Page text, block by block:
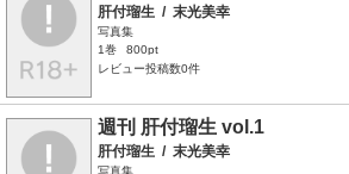
肝付瑠生 / 末光美幸
写真集
1巻
800pt
レビュー投稿数0件
週刊 肝付瑠生 vol.1
肝付瑠生 / 末光美幸